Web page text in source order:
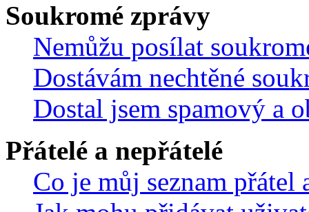
Soukromé zprávy
Nemůžu posílat
Dostávám nechtěné
Dostal jsem spamový a
Přátelé a nepřátelé
Co je můj seznam přátel